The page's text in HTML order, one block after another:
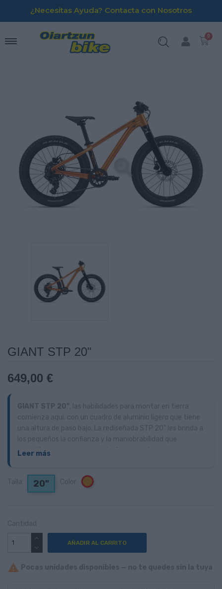
¿Necesitas Ayuda? Contacta con Nosotros

GIANT STP 20"
649,00 €
necesitan para comenzar a inclinarse en las curvas,
Leer más
20" Naranja
AÑADIR AL CARRITO
